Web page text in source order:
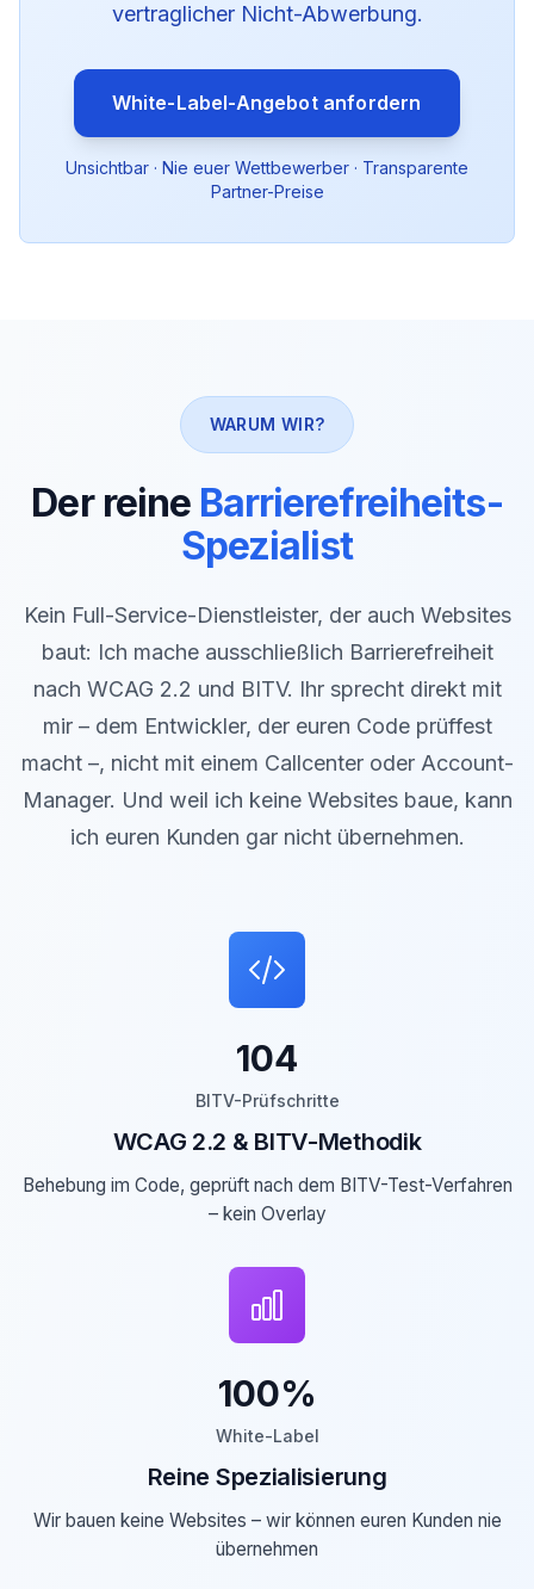
vertraglicher Nicht-Abwerbung.
White-Label-Angebot anfordern
Unsichtbar · Nie euer Wettbewerber · Transparente
Partner-Preise
WARUM WIR?
Der reine Barrierefreiheits-
Spezialist
Kein Full-Service-Dienstleister, der auch Websites
baut: Ich mache ausschließlich Barrierefreiheit
nach WCAG 2.2 und BITV. Ihr sprecht direkt mit
mir – dem Entwickler, der euren Code prüffest
macht –, nicht mit einem Callcenter oder Account-
Manager. Und weil ich keine Websites baue, kann
ich euren Kunden gar nicht übernehmen.
104
BITV-Prüfschritte
WCAG 2.2 & BITV-Methodik
Behebung im Code, geprüft nach dem BITV-Test-Verfahren
– kein Overlay
100%
White-Label
Reine Spezialisierung
Wir bauen keine Websites – wir können euren Kunden nie
übernehmen